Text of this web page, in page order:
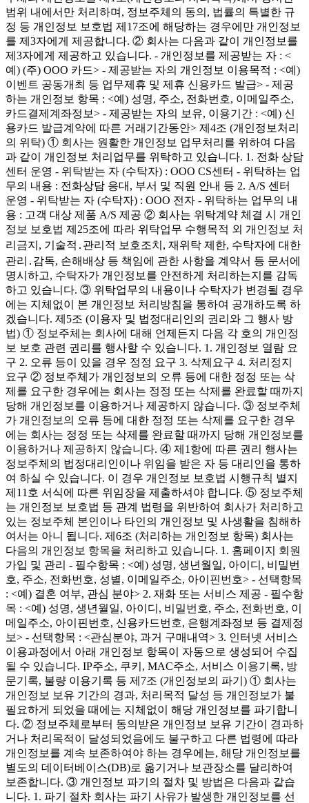
범위 내에서만 처리하며, 정보주체의 동의, 법률의 특별한 규
정 등 개인정보 보호법 제17조에 해당하는 경우에만 개인정보
를 제3자에게 제공합니다. ② 회사는 다음과 같이 개인정보를
제3자에게 제공하고 있습니다. - 개인정보를 제공받는 자 : <
예) (주) OOO 카드> - 제공받는 자의 개인정보 이용목적 : <예)
이벤트 공동개최 등 업무제휴 및 제휴 신용카드 발급> - 제공
하는 개인정보 항목 : <예) 성명, 주소, 전화번호, 이메일주소,
카드결제계좌정보> - 제공받는 자의 보유, 이용기간 : <예) 신
용카드 발급계약에 따른 거래기간동안> 제4조 (개인정보처리
의 위탁) ① 회사는 원활한 개인정보 업무처리를 위하여 다음
과 같이 개인정보 처리업무를 위탁하고 있습니다. 1. 전화 상담
센터 운영 - 위탁받는 자 (수탁자) : OOO CS센터 - 위탁하는 업
무의 내용 : 전화상담 응대, 부서 및 직원 안내 등 2. A/S 센터
운영 - 위탁받는 자 (수탁자) : OOO 전자 - 위탁하는 업무의 내
용 : 고객 대상 제품 A/S 제공 ② 회사는 위탁계약 체결 시 개인
정보 보호법 제25조에 따라 위탁업무 수행목적 외 개인정보 처
리금지, 기술적․관리적 보호조치, 재위탁 제한, 수탁자에 대한
관리․감독, 손해배상 등 책임에 관한 사항을 계약서 등 문서에
명시하고, 수탁자가 개인정보를 안전하게 처리하는지를 감독
하고 있습니다. ③ 위탁업무의 내용이나 수탁자가 변경될 경우
에는 지체없이 본 개인정보 처리방침을 통하여 공개하도록 하
겠습니다. 제5조 (이용자 및 법정대리인의 권리와 그 행사 방
법) ① 정보주체는 회사에 대해 언제든지 다음 각 호의 개인정
보 보호 관련 권리를 행사할 수 있습니다. 1. 개인정보 열람 요
구 2. 오류 등이 있을 경우 정정 요구 3. 삭제요구 4. 처리정지
요구 ② 정보주체가 개인정보의 오류 등에 대한 정정 또는 삭
제를 요구한 경우에는 회사는 정정 또는 삭제를 완료할 때까지
당해 개인정보를 이용하거나 제공하지 않습니다. ③ 정보주체
가 개인정보의 오류 등에 대한 정정 또는 삭제를 요구한 경우
에는 회사는 정정 또는 삭제를 완료할 때까지 당해 개인정보를
이용하거나 제공하지 않습니다. ④ 제1항에 따른 권리 행사는
정보주체의 법정대리인이나 위임을 받은 자 등 대리인을 통하
여 하실 수 있습니다. 이 경우 개인정보 보호법 시행규칙 별지
제11호 서식에 따른 위임장을 제출하셔야 합니다. ⑤ 정보주체
는 개인정보 보호법 등 관계 법령을 위반하여 회사가 처리하고
있는 정보주체 본인이나 타인의 개인정보 및 사생활을 침해하
여서는 아니 됩니다. 제6조 (처리하는 개인정보 항목) 회사는
다음의 개인정보 항목을 처리하고 있습니다. 1. 홈페이지 회원
가입 및 관리 - 필수항목 : <예) 성명, 생년월일, 아이디, 비밀번
호, 주소, 전화번호, 성별, 이메일주소, 아이핀번호> - 선택항목
: <예) 결혼 여부, 관심 분야> 2. 재화 또는 서비스 제공 - 필수항
목 : <예) 성명, 생년월일, 아이디, 비밀번호, 주소, 전화번호, 이
메일주소, 아이핀번호, 신용카드번호, 은행계좌정보 등 결제정
보> - 선택항목 : <관심분야, 과거 구매내역> 3. 인터넷 서비스
이용과정에서 아래 개인정보 항목이 자동으로 생성되어 수집
될 수 있습니다. IP주소, 쿠키, MAC주소, 서비스 이용기록, 방
문기록, 불량 이용기록 등 제7조 (개인정보의 파기) ① 회사는
개인정보 보유 기간의 경과, 처리목적 달성 등 개인정보가 불
필요하게 되었을 때에는 지체없이 해당 개인정보를 파기합니
다. ② 정보주체로부터 동의받은 개인정보 보유 기간이 경과하
거나 처리목적이 달성되었음에도 불구하고 다른 법령에 따라
개인정보를 계속 보존하여야 하는 경우에는, 해당 개인정보를
별도의 데이터베이스(DB)로 옮기거나 보관장소를 달리하여
보존합니다. ③ 개인정보 파기의 절차 및 방법은 다음과 같습
니다. 1. 파기 절차 회사는 파기 사유가 발생한 개인정보를 선